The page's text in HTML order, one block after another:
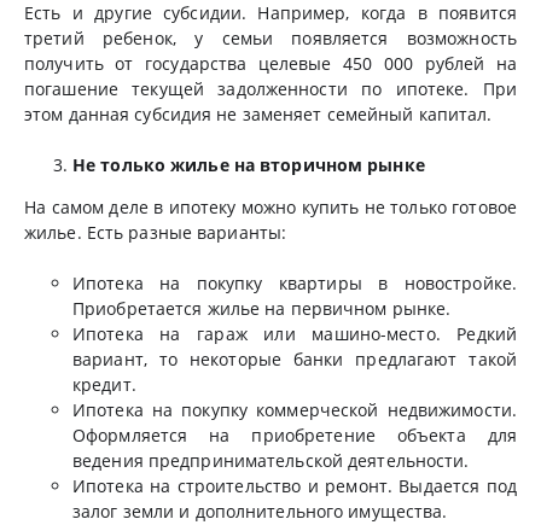
Есть и другие субсидии. Например, когда в появится
третий ребенок, у семьи появляется возможность
получить от государства целевые 450 000 рублей на
погашение текущей задолженности по ипотеке. При
этом данная субсидия не заменяет семейный капитал.
Не только жилье на вторичном рынке
На самом деле в ипотеку можно купить не только готовое
жилье. Есть разные варианты:
Ипотека на покупку квартиры в новостройке.
Приобретается жилье на первичном рынке.
Ипотека на гараж или машино-место. Редкий
вариант, то некоторые банки предлагают такой
кредит.
Ипотека на покупку коммерческой недвижимости.
Оформляется на приобретение объекта для
ведения предпринимательской деятельности.
Ипотека на строительство и ремонт. Выдается под
залог земли и дополнительного имущества.